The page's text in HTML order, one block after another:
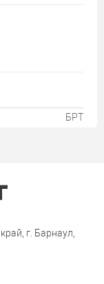
БРТ
г. Барнаул,